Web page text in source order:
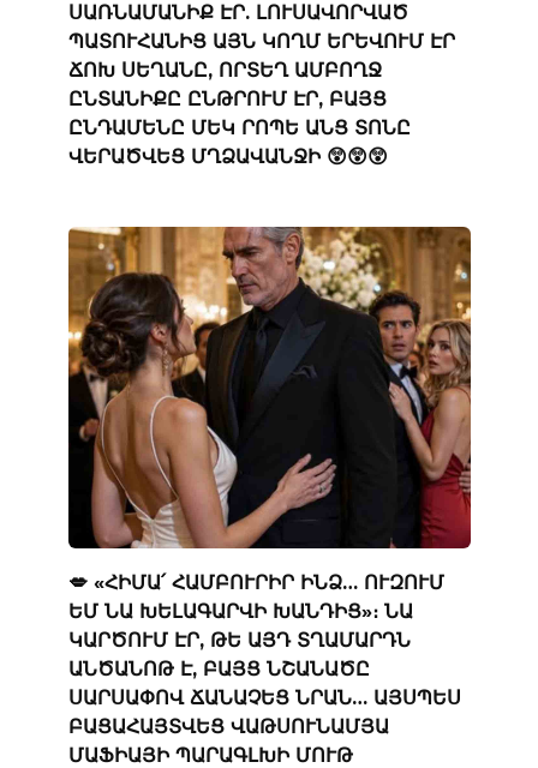
ՍԱՌՆԱՄԱՆԻՔ ԷՐ. ԼՈՒՍԱՎՈՐՎԱԾ
ՊԱՏՈՒՀԱՆԻՑ ԱՅՆ ԿՈՂՄ ԵՐԵՎՈՒՄ ԷՐ
ՃՈԽ ՍԵՂԱՆԸ, ՈՐՏԵՂ ԱՄԲՈՂՋ
ԸՆՏԱՆԻՔԸ ԸՆԹՐՈՒՄ ԷՐ, ԲԱՅՑ
ԸՆԴԱՄԵՆԸ ՄԵԿ ՐՈՊԵ ԱՆՑ ՏՈՆԸ
ՎԵՐԱԾՎԵՑ ՄՂՁԱՎԱՆՋԻ 😲😲😲
💋 «ՀԻՄԱ՛ ՀԱՄԲՈՒՐԻՐ ԻՆՁ… ՈՒԶՈՒՄ
ԵՄ ՆԱ ԽԵԼԱԳԱՐՎԻ ԽԱՆԴԻՑ»։ ՆԱ
ԿԱՐԾՈՒՄ ԷՐ, ԹԵ ԱՅԴ ՏՂԱՄԱՐԴՆ
ԱՆԾԱՆՈԹ Է, ԲԱՅՑ ՆՇԱՆԱԾԸ
ՍԱՐՍԱՓՈՎ ՃԱՆԱՉԵՑ ՆՐԱՆ… ԱՅՍՊԵՍ
ԲԱՑԱՀԱՅՏՎԵՑ ՎԱԹՍՈՒՆԱՄՅԱ
ՄԱՖԻԱՅԻ ՊԱՐԱԳԼԽԻ ՄՈՒԹ